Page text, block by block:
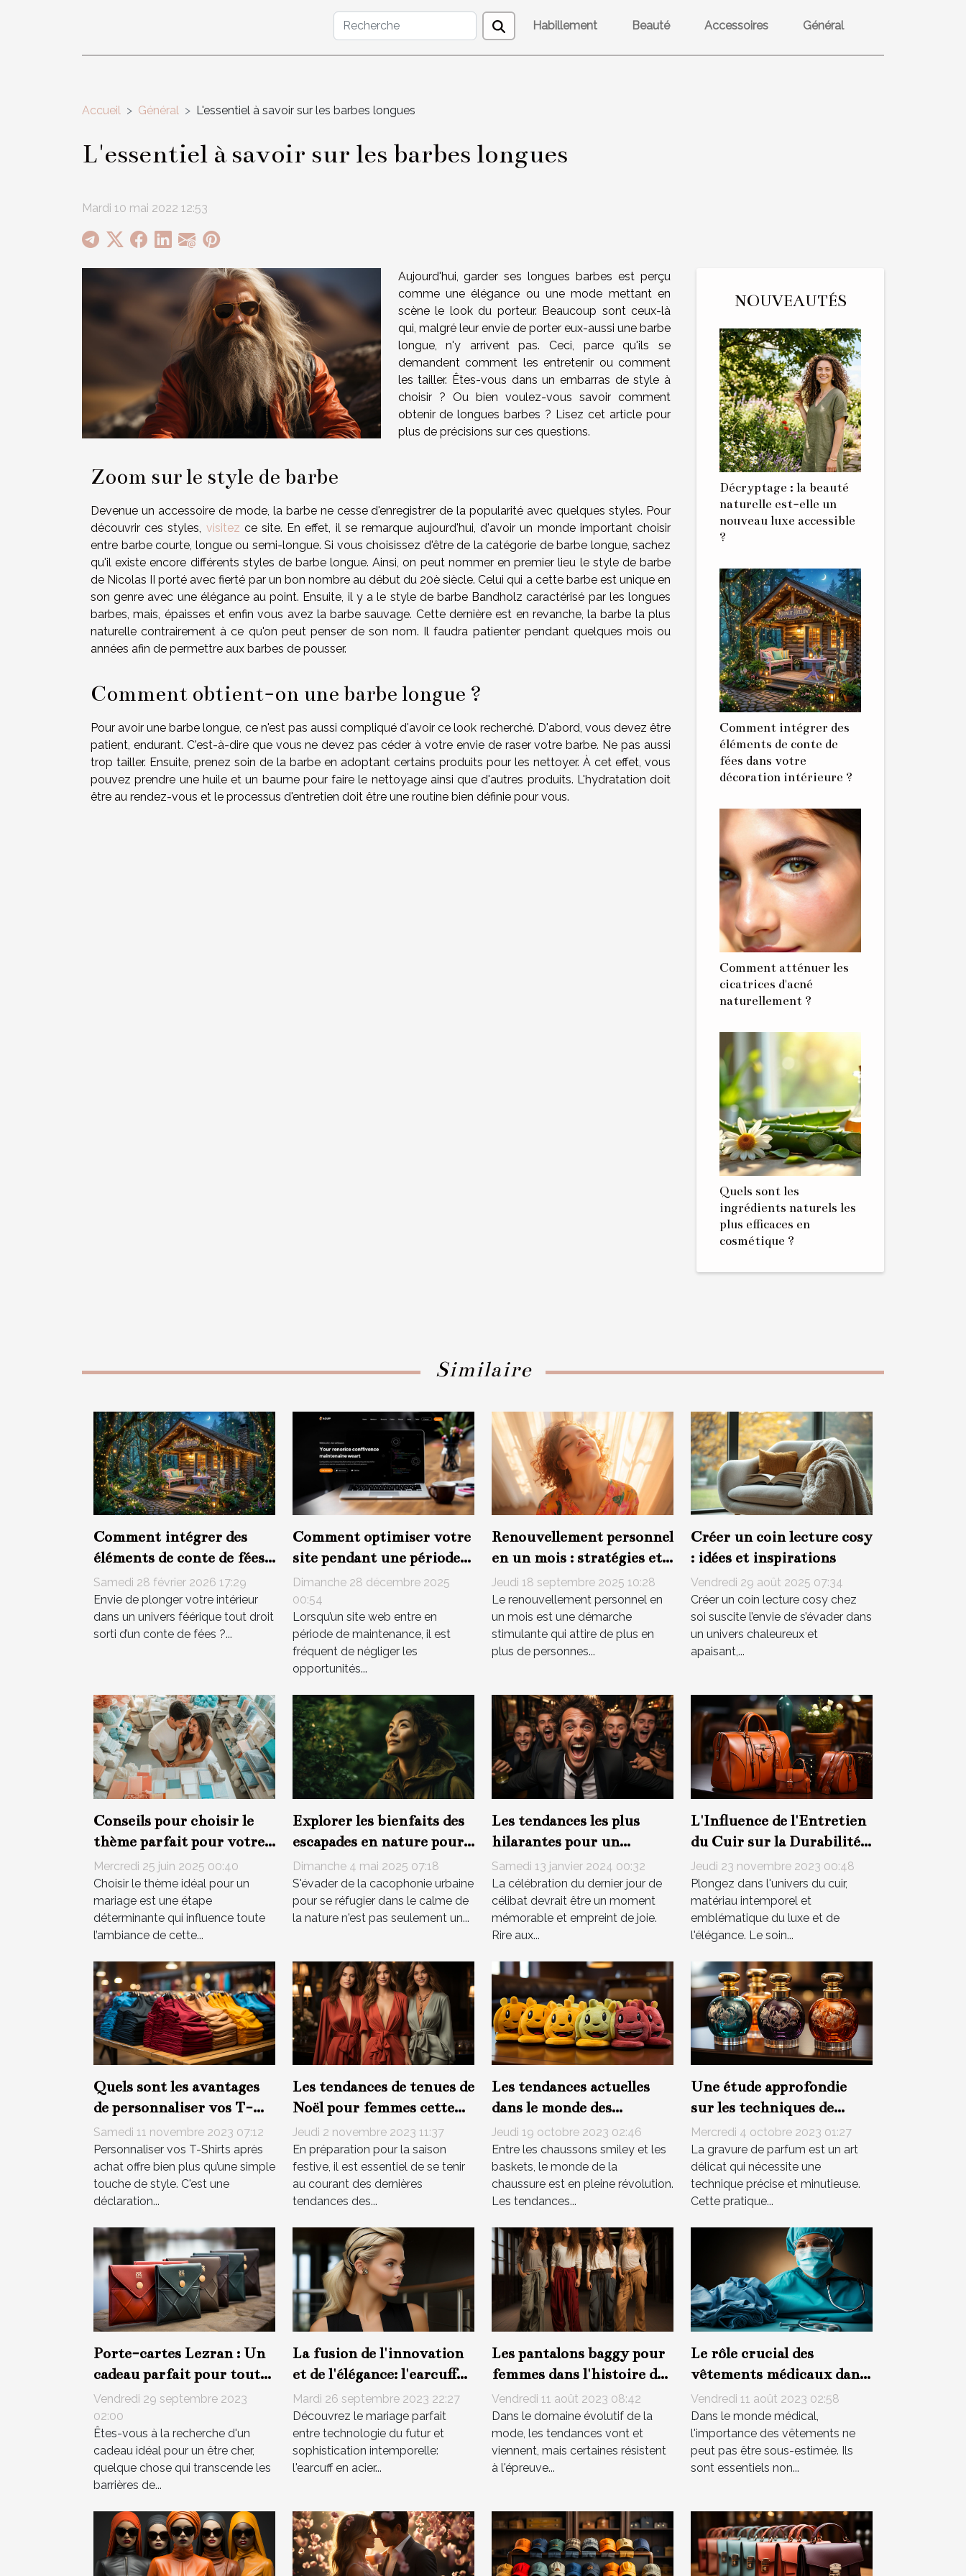
Habillement Beauté Accessoires Général
Accueil Général L'essentiel à savoir sur les barbes longues
L'essentiel à savoir sur les barbes longues
Mardi 10 mai 2022 12:53
Aujourd'hui, garder ses longues barbes est perçu
comme une élégance ou une mode mettant en
scène le look du porteur. Beaucoup sont ceux-là
qui, malgré leur envie de porter eux-aussi une barbe
longue, n'y arrivent pas. Ceci, parce qu'ils se
demandent comment les entretenir ou comment
les tailler. Êtes-vous dans un embarras de style à
choisir ? Ou bien voulez-vous savoir comment
obtenir de longues barbes ? Lisez cet article pour
plus de précisions sur ces questions.
Zoom sur le style de barbe
Devenue un accessoire de mode, la barbe ne cesse d'enregistrer de la popularité avec quelques styles. Pour
découvrir ces styles, visitez ce site. En effet, il se remarque aujourd'hui, d'avoir un monde important choisir
entre barbe courte, longue ou semi-longue. Si vous choisissez d'être de la catégorie de barbe longue, sachez
qu'il existe encore différents styles de barbe longue. Ainsi, on peut nommer en premier lieu le style de barbe
de Nicolas II porté avec fierté par un bon nombre au début du 20è siècle. Celui qui a cette barbe est unique en
son genre avec une élégance au point. Ensuite, il y a le style de barbe Bandholz caractérisé par les longues
barbes, mais, épaisses et enfin vous avez la barbe sauvage. Cette dernière est en revanche, la barbe la plus
naturelle contrairement à ce qu'on peut penser de son nom. Il faudra patienter pendant quelques mois ou
années afin de permettre aux barbes de pousser.
Comment obtient-on une barbe longue ?
Pour avoir une barbe longue, ce n'est pas aussi compliqué d'avoir ce look recherché. D'abord, vous devez être
patient, endurant. C'est-à-dire que vous ne devez pas céder à votre envie de raser votre barbe. Ne pas aussi
trop tailler. Ensuite, prenez soin de la barbe en adoptant certains produits pour les nettoyer. À cet effet, vous
pouvez prendre une huile et un baume pour faire le nettoyage ainsi que d'autres produits. L'hydratation doit
être au rendez-vous et le processus d'entretien doit être une routine bien définie pour vous.
NOUVEAUTÉS
Décryptage : la beauté
naturelle est-elle un
nouveau luxe accessible
?
Comment intégrer des
éléments de conte de
fées dans votre
décoration intérieure ?
Comment atténuer les
cicatrices d'acné
naturellement ?
Quels sont les
ingrédients naturels les
plus efficaces en
cosmétique ?
Similaire
Comment intégrer des
éléments de conte de fées
dans votre décoration
intérieure ?
Samedi 28 février 2026 17:29
Envie de plonger votre intérieur
dans un univers féérique tout droit
sorti d’un conte de fées ?...
Comment optimiser votre
site pendant une période
de maintenance ?
Dimanche 28 décembre 2025
00:54
Lorsqu’un site web entre en
période de maintenance, il est
fréquent de négliger les
opportunités...
Renouvellement personnel
en un mois : stratégies et
impacts
Jeudi 18 septembre 2025 10:28
Le renouvellement personnel en
un mois est une démarche
stimulante qui attire de plus en
plus de personnes...
Créer un coin lecture cosy
: idées et inspirations
Vendredi 29 août 2025 07:34
Créer un coin lecture cosy chez
soi suscite l’envie de s’évader dans
un univers chaleureux et
apaisant,...
Conseils pour choisir le
thème parfait pour votre
mariage
Mercredi 25 juin 2025 00:40
Choisir le thème idéal pour un
mariage est une étape
déterminante qui influence toute
l’ambiance de cette...
Explorer les bienfaits des
escapades en nature pour
la santé mentale
Dimanche 4 mai 2025 07:18
S'évader de la cacophonie urbaine
pour se réfugier dans le calme de
la nature n'est pas seulement un...
Les tendances les plus
hilarantes pour un
enterrement de vie de
célibataire inoubliable
Samedi 13 janvier 2024 00:32
La célébration du dernier jour de
célibat devrait être un moment
mémorable et empreint de joie.
Rire aux...
L'Influence de l'Entretien
du Cuir sur la Durabilité
de vos Accessoires de
Mode
Jeudi 23 novembre 2023 00:48
Plongez dans l'univers du cuir,
matériau intemporel et
emblématique du luxe et de
l'élégance. Le soin...
Quels sont les avantages
de personnaliser vos T-
Shirts après achat ?
Samedi 11 novembre 2023 07:12
Personnaliser vos T-Shirts après
achat offre bien plus qu’une simple
touche de style. C'est une
déclaration...
Les tendances de tenues de
Noël pour femmes cette
année
Jeudi 2 novembre 2023 11:37
En préparation pour la saison
festive, il est essentiel de se tenir
au courant des dernières
tendances des...
Les tendances actuelles
dans le monde des
chaussons smiley et
sneakers
Jeudi 19 octobre 2023 02:46
Entre les chaussons smiley et les
baskets, le monde de la
chaussure est en pleine révolution.
Les tendances...
Une étude approfondie
sur les techniques de
gravure de parfum
Mercredi 4 octobre 2023 01:27
La gravure de parfum est un art
délicat qui nécessite une
technique précise et minutieuse.
Cette pratique...
Porte-cartes Lezran : Un
cadeau parfait pour tout
âge
Vendredi 29 septembre 2023
02:00
Êtes-vous à la recherche d'un
cadeau idéal pour un être cher,
quelque chose qui transcende les
barrières de...
La fusion de l'innovation
et de l'élégance: l'earcuff
en acier inoxydable
Mardi 26 septembre 2023 22:27
Découvrez le mariage parfait
entre technologie du futur et
sophistication intemporelle:
l'earcuff en acier...
Les pantalons baggy pour
femmes dans l'histoire de
la mode
Vendredi 11 août 2023 08:42
Dans le domaine évolutif de la
mode, les tendances vont et
viennent, mais certaines résistent
à l'épreuve...
Le rôle crucial des
vêtements médicaux dans
le confort des patients
Vendredi 11 août 2023 02:58
Dans le monde médical,
l'importance des vêtements ne
peut pas être sous-estimée. Ils
sont essentiels non...